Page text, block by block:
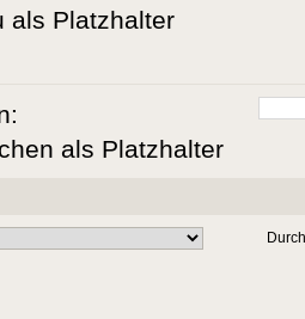
als Platzhalter
als Platzhalter